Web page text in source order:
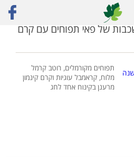
של פאי תפוחים עם קרם
תפוחים מקורמלים, רוטב קרמל
מלוח, קראמבל עוגיות וקרם קינמון
מרענן בקינוח אחד לחג